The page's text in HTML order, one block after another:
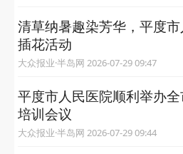
清草纳暑趣染芳华，平度
插花活动
大众报业·半岛网 2026-07-29 09:47
平度市人民医院顺利举办
培训会议
大众报业·半岛网 2026-07-29 09:44